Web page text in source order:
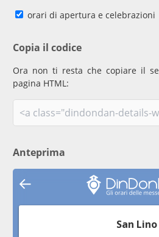
orari di apertura e celebrazioni
Copia il codice
Ora non ti resta che copiare il
pagina HTML:
Anteprima